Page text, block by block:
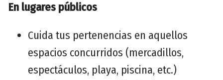
En lugares públicos
Cuida tus pertenencias en aquellos
espacios concurridos (mercadillos,
espectáculos, playa, piscina, etc.)